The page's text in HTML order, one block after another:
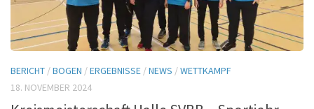
BERICHT /BOGEN /ERGEBNISSE /NEWS /WETTKAMPF
18. NOVEMBER 2024